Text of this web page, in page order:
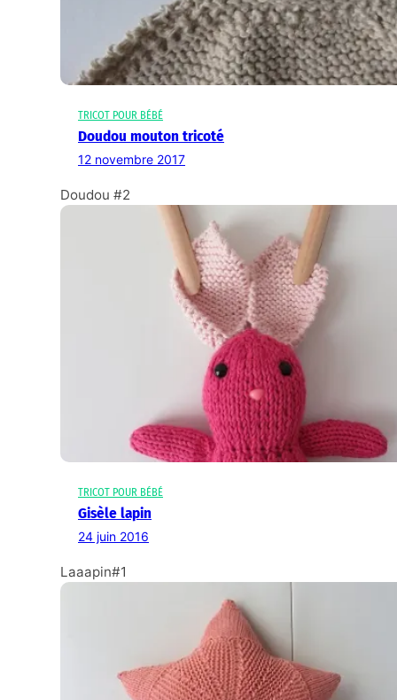
TRICOT POUR BÉBÉ
Doudou mouton tricoté
12 novembre 2017
Doudou #2
TRICOT POUR BÉBÉ
Gisèle lapin
24 juin 2016
Laaapin#1